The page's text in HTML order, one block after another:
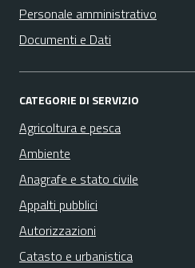
Personale amministrativo
Documenti e Dati
CATEGORIE DI SERVIZIO
Agricoltura e pesca
Ambiente
Anagrafe e stato civile
Appalti pubblici
Autorizzazioni
Catasto e urbanistica